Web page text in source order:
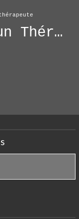
Ro-Hun Thérapie